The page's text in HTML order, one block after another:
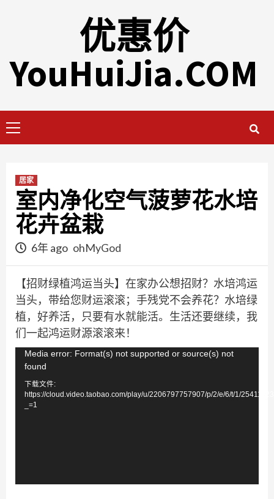
优惠价
YouHuiJia.COM
Menu
居家
室内净化空气菠萝花水培
花卉盆栽
6年 ago ohMyGod
【招财绿植鸿运当头】在家办公想招财？水培鸿运
当头，带给您财运滚滚；手残党不会养花？水培绿
植，好养活，只要有水就能活。生活还要继续，我
们一起鸿运财源滚滚来！
视
频
Media error: Format(s) not supported or source(s) not
found
下载文件:
https://cloud.video.taobao.com/play/u/2206797757907/p/2/e/6/t/1/
_=1